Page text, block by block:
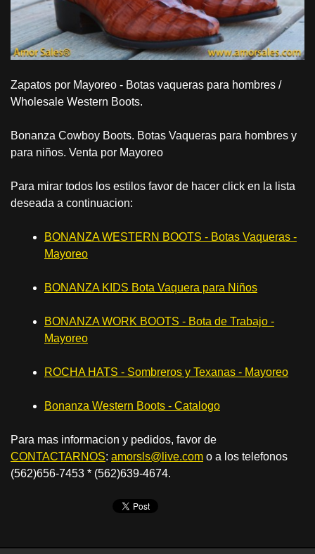
Zapatos por Mayoreo - Botas vaqueras para hombres /
Wholesale Western Boots.
Bonanza Cowboy Boots. Botas Vaqueras para hombres y
para niños. Venta por Mayoreo
Para mirar todos los estilos favor de hacer click en la lista
deseada a continuacion:
BONANZA WESTERN BOOTS - Botas Vaqueras -
Mayoreo
BONANZA KIDS Bota Vaquera para Niños
BONANZA WORK BOOTS - Bota de Trabajo -
Mayoreo
ROCHA HATS - Sombreros y Texanas - Mayoreo
Bonanza Western Boots - Catalogo
Para mas informacion y pedidos, favor de
CONTACTARNOS: amorsls@live.com o a los telefonos
(562)656-7453 * (562)639-4674.